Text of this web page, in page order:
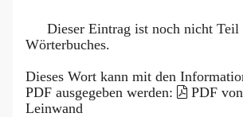
Dieser Eintrag ist noch nicht Teil
Wörterbuches.
Dieses Wort kann mit den
PDF ausgegeben werden:
PDF
Leinwand